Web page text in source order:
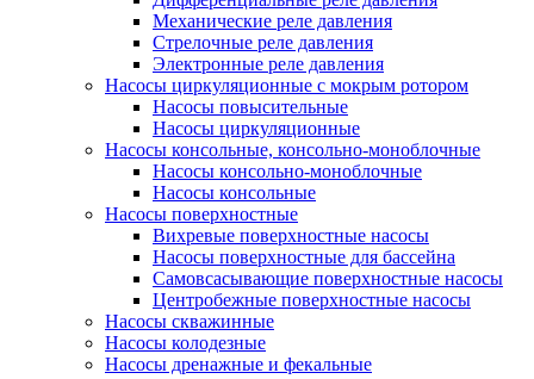
Механические реле давления
Стрелочные реле давления
Электронные реле давления
Насосы циркуляционные с мокрым ротором
Насосы повысительные
Насосы циркуляционные
Насосы консольные, консольно-моноблочные
Насосы консольно-моноблочные
Насосы консольные
Насосы поверхностные
Вихревые поверхностные насосы
Насосы поверхностные для бассейна
Самовсасывающие поверхностные насосы
Центробежные поверхностные насосы
Насосы скважинные
Насосы колодезные
Насосы дренажные и фекальные